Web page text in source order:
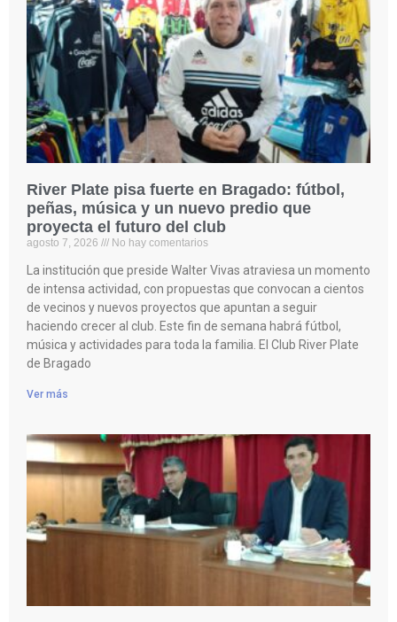
River Plate pisa fuerte en Bragado: fútbol,
peñas, música y un nuevo predio que
proyecta el futuro del club
agosto 7, 2026 No hay comentarios
La institución que preside Walter Vivas atraviesa un momento
de intensa actividad, con propuestas que convocan a cientos
de vecinos y nuevos proyectos que apuntan a seguir
haciendo crecer al club. Este fin de semana habrá fútbol,
música y actividades para toda la familia. El Club River Plate
de Bragado
Ver más